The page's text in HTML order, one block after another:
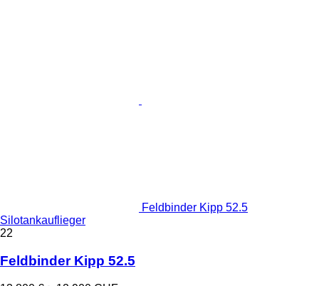
Feldbinder Kipp 52.5
Silotankauflieger
22
Feldbinder Kipp 52.5